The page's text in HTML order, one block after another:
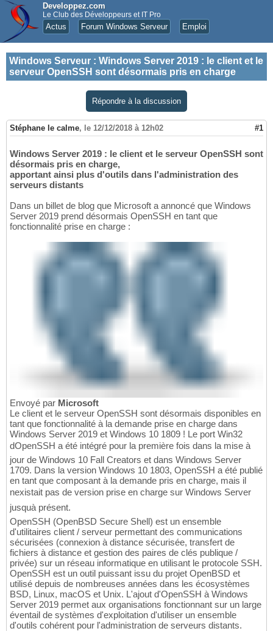
Developpez.com
Le Club des Développeurs et IT Pro
Actus Forum Windows Serveur Emploi
Windows Serveur : Windows Server 2019 : le client et le
serveur OpenSSH sont désormais pris en charge
Répondre à la discussion
Stéphane le calme, le 12/12/2018 à 12h02 #1
Windows Server 2019 : le client et le serveur OpenSSH sont
désormais pris en charge,
apportant ainsi plus d'outils dans l'administration des
serveurs distants
Dans un billet de blog que Microsoft a annoncé que Windows
Server 2019 prend désormais OpenSSH en tant que
fonctionnalité prise en charge :
Envoyé par Microsoft
Le client et le serveur OpenSSH sont désormais disponibles en
tant que fonctionnalité à la demande prise en charge dans
Windows Server 2019 et Windows 10 1809 ! Le port Win32
dOpenSSH a été intégré pour la première fois dans la mise à
jour de Windows 10 Fall Creators et dans Windows Server
1709. Dans la version Windows 10 1803, OpenSSH a été publié
en tant que composant à la demande pris en charge, mais il
nexistait pas de version prise en charge sur Windows Server
jusquà présent.
OpenSSH (OpenBSD Secure Shell) est un ensemble
d'utilitaires client / serveur permettant des communications
sécurisées (connexion à distance sécurisée, transfert de
fichiers à distance et gestion des paires de clés publique /
privée) sur un réseau informatique en utilisant le protocole SSH.
OpenSSH est un outil puissant issu du projet OpenBSD et
utilisé depuis de nombreuses années dans les écosystèmes
BSD, Linux, macOS et Unix. L'ajout d'OpenSSH à Windows
Server 2019 permet aux organisations fonctionnant sur un large
éventail de systèmes d'exploitation d'utiliser un ensemble
d'outils cohérent pour l'administration de serveurs distants.